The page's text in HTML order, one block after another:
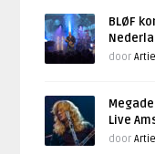
BLØF
door
Live
door